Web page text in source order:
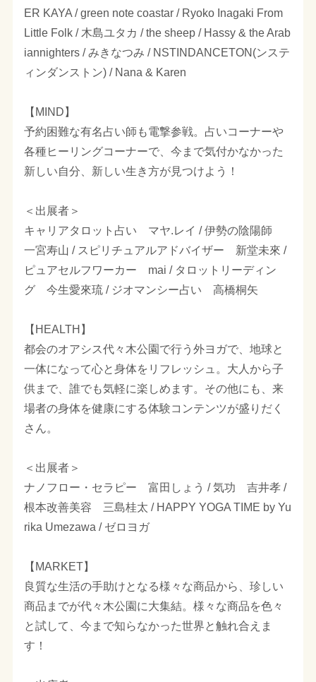
ER KAYA / green note coastar / Ryoko Inagaki From
Little Folk / 木島ユタカ / the sheep / Hassy & the Arab
iannighters / みきなつみ / NSTINDANCETON(ンステ
ィンダンストン) / Nana & Karen
【MIND】
予約困難な有名占い師も電撃参戦。占いコーナーや
各種ヒーリングコーナーで、今まで気付かなかった
新しい自分、新しい生き方が見つけよう！
＜出展者＞
キャリアタロット占い マヤ.レイ / 伊勢の陰陽師
一宮寿山 / スピリチュアルアドバイザー 新堂未來 /
ピュアセルフワーカー mai / タロットリーディン
グ 今生愛來琉 / ジオマンシー占い 高橋桐矢
【HEALTH】
都会のオアシス代々木公園で行う外ヨガで、地球と
一体になって心と身体をリフレッシュ。大人から子
供まで、誰でも気軽に楽しめます。その他にも、来
場者の身体を健康にする体験コンテンツが盛りだく
さん。
＜出展者＞
ナノフロー・セラピー 富田しょう / 気功 吉井孝 /
根本改善美容 三島桂太 / HAPPY YOGA TIME by Yu
rika Umezawa / ゼロヨガ
【MARKET】
良質な生活の手助けとなる様々な商品から、珍しい
商品までが代々木公園に大集結。様々な商品を色々
と試して、今まで知らなかった世界と触れ合えま
す！